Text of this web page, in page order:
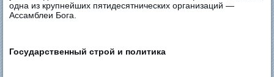
одна из крупнейших пятидесятнических организаций —
Ассамблеи Бога.
Государственный строй и политика